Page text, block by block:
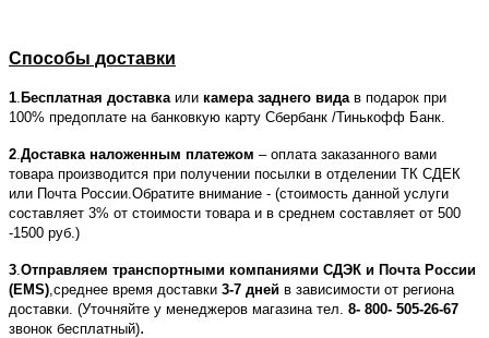
Способы доставки
1 Бесплатная доставка или камера заднего вида в подарок при
100% предоплате на банковкую карту Сбербанк /Тинькофф Банк.
2 Доставка наложенным платежом – оплата заказанного вами
товара производится при получении посылки в отделении ТК СДЕК
или Почта России.Обратите внимание - (стоимость данной услуги
составляет 3% от стоимости товара и в среднем составляет от 500
-1500 руб.)
3 Отправляем транспортными компаниями СДЭК и Почта России
(EMS) ,среднее время доставки 3-7 дней в зависимости от региона
доставки. (Уточняйте у менеджеров магазина тел. 8- 800- 505-26-67
звонок бесплатный).